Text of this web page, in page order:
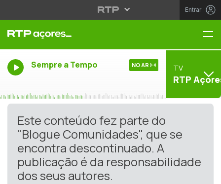
Entrar
Sempre a Tempo NO AR TV
RTP
Este conteúdo fez parte do
"Blogue Comunidades", que se
encontra descontinuado. A
publicação é da responsabilidade
dos seus autores.